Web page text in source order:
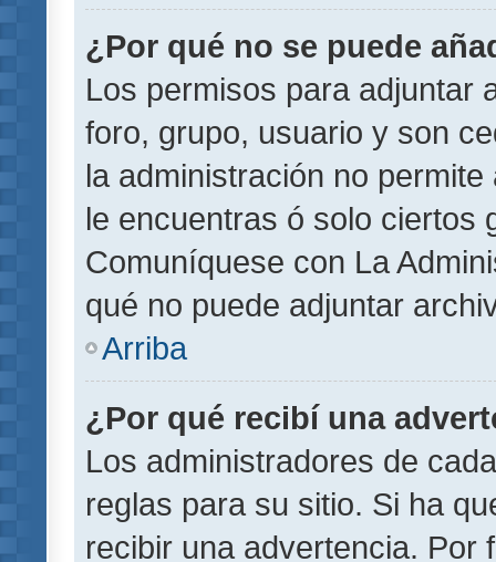
¿Por qué no se puede
Los permisos para adjuntar
foro, grupo, usuario y son
la administración no
le encuentras ó solo ciertos
Comuníquese con La
qué no puede adjuntar
Arriba
¿Por qué recibí una
Los administradores de
reglas para su sitio. Si ha
recibir una advertencia. Por